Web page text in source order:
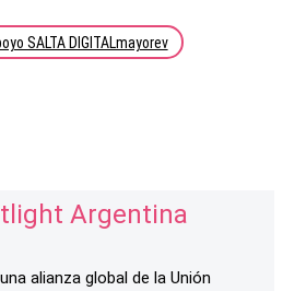
SALTA DIGITALmayorev
Argentina
alianza global de la Unión